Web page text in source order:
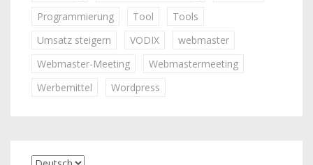
Programmierung
Tool
Tools
Umsatz steigern
VODIX
webmaster
Webmaster-Meeting
Webmastermeeting
Werbemittel
Wordpress